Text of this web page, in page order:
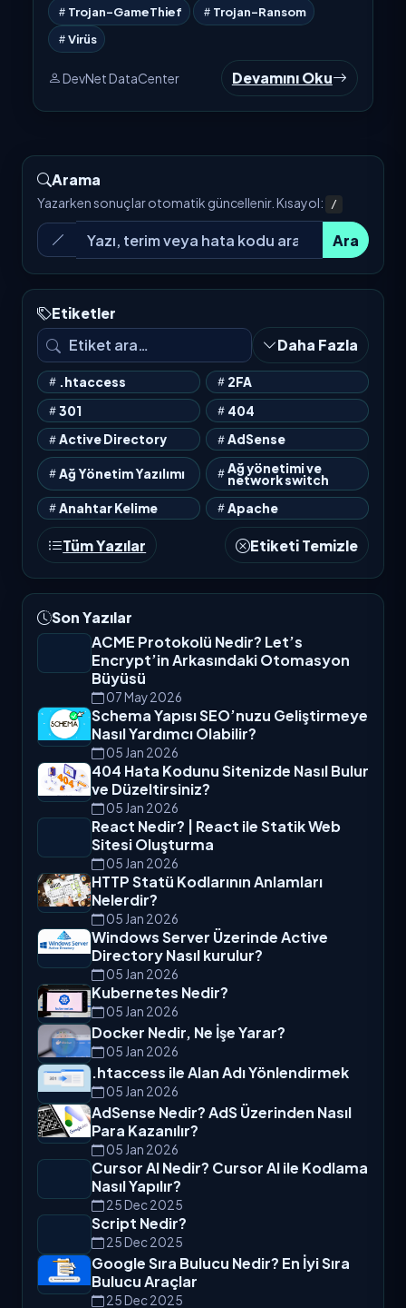
Trojan-GameThief
Trojan-Ransom
Virüs
DevNet DataCenter Devamını Oku
Arama
Yazarken sonuçlar otomatik güncellenir. Kısayol: /
Ara
Etiketler
Daha Fazla
.htaccess
2FA
301
404
Active Directory
AdSense
Ağ Yönetim Yazılımı Ağ yönetimi ve
network switch
Anahtar Kelime
Apache
Tüm Yazılar Etiketi Temizle
Son Yazılar
ACME Protokolü Nedir? Let’s
Encrypt’in Arkasındaki Otomasyon
Büyüsü
07 May 2026
Schema Yapısı SEO’nuzu Geliştirmeye
Nasıl Yardımcı Olabilir?
05 Jan 2026
404 Hata Kodunu Sitenizde Nasıl Bulur
ve Düzeltirsiniz?
05 Jan 2026
React Nedir? | React ile Statik Web
Sitesi Oluşturma
05 Jan 2026
HTTP Statü Kodlarının Anlamları
Nelerdir?
05 Jan 2026
Windows Server Üzerinde Active
Directory Nasıl kurulur?
05 Jan 2026
Kubernetes Nedir?
05 Jan 2026
Docker Nedir, Ne İşe Yarar?
05 Jan 2026
.htaccess ile Alan Adı Yönlendirmek
05 Jan 2026
AdSense Nedir? AdS Üzerinden Nasıl
Para Kazanılır?
05 Jan 2026
Cursor AI Nedir? Cursor AI ile Kodlama
Nasıl Yapılır?
25 Dec 2025
Script Nedir?
25 Dec 2025
Google Sıra Bulucu Nedir? En İyi Sıra
Bulucu Araçlar
25 Dec 2025